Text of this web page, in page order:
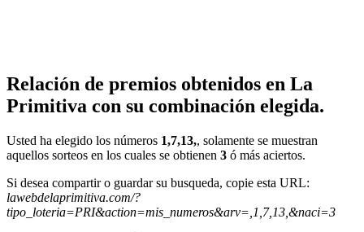
Relación de premios obtenidos en La
Primitiva con su combinación elegida.
Usted ha elegido los números 1,7,13,, solamente se muestran
aquellos sorteos en los cuales se obtienen 3 ó más aciertos.
Si desea compartir o guardar su busqueda, copie esta URL:
lawebdelaprimitiva.com/?
tipo_loteria=PRI&action=mis_numeros&arv=,1,7,13,&naci=3